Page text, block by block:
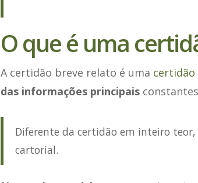
O que é uma
A certidão breve relato é uma
das informações principais
Diferente da certidão em inteiro
cartorial.